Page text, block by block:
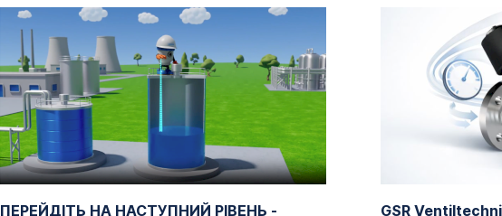
ПЕРЕЙДІТЬ НА НАСТУПНИЙ РІВЕНЬ -
GSR